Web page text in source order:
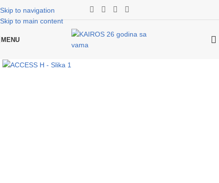
Skip to navigation
Skip to main content
MENU